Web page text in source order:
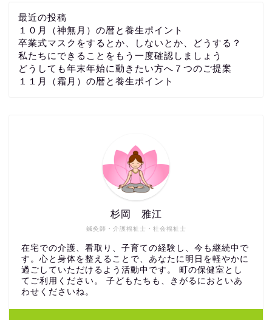
最近の投稿
１０月（神無月）の暦と養生ポイント
卒業式マスクをするとか、しないとか、どうする？
私たちにできることをもう一度確認しましょう
どうしても年末年始に動きたい方へ７つのご提案
１１月（霜月）の暦と養生ポイント
鍼灸師・介護福祉士・社会福祉士
杉岡 雅江
在宅での介護、看取り、子育ての経験し、今も継続中で
す。心と身体を整えることで、あなたに明日を軽やかに
過ごしていただけるよう活動中です。 町の保健室とし
てご利用ください。 子どもたちも、きがるにおといあ
わせくださいね。